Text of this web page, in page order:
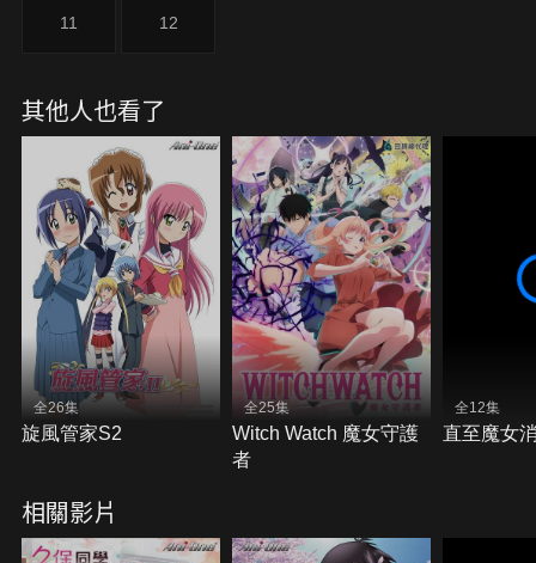
11 12
其他人也看了
全26集
旋風管家S2
全25集
Witch Watch 魔女守護
者
全12集
直至魔女
相關影片